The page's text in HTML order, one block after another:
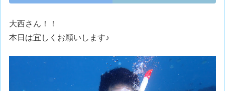
大西さん！！
本日は宜しくお願いします♪